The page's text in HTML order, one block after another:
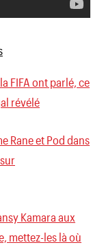
FIFA ont parlé, ce
révélé
Rane et Pod dans
Kamara aux
mettez-les là où